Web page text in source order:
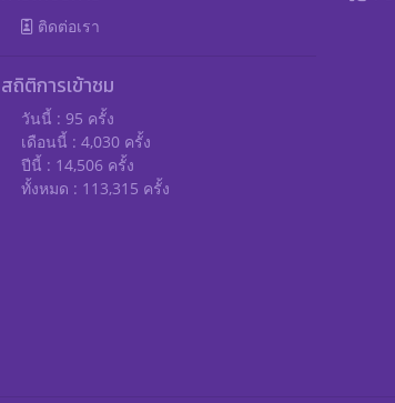
ชดำริฯ ติดต่อเรา
สถิติการเข้าชม
วันนี้ : 95 ครั้ง
เดือนนี้ : 4,030 ครั้ง
ปีนี้ : 14,506 ครั้ง
ทั้งหมด : 113,315 ครั้ง